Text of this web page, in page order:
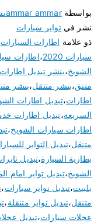
بواسطةammar ammar
نشر فيتواير سيارات
ذو علامة اطارات السيارات
سيارات 2020
،اطارات
الشويخ،بنشر تبديل اطارات
متتق،بنشر متتقل،بنشر
اطارات،تبديل اطارات
السريعة،تبديل اطارات
اطارات سيارات الشويخ،
متنقل،تبديل التواير
بطارية السيارة،تبديل
الشويخ،تبديل تواير امام
بلبيت،تبديل تواير سيارات،
متنقل،تبديل تواير متنقلة،
عجلات سيارات،تبديل